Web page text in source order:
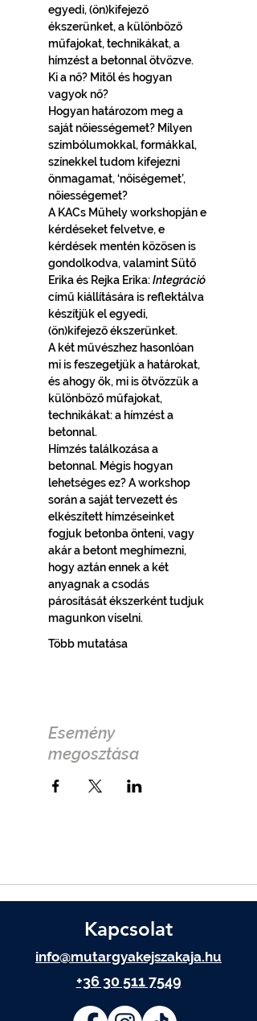
egyedi, (ön)kifejező
ékszerünket, a különböző
műfajokat, technikákat, a
hímzést a betonnal ötvözve.
Ki a nő? Mitől és hogyan
vagyok nő?
Hogyan határozom meg a
saját nőiességemet? Milyen
szimbólumokkal, formákkal,
színekkel tudom kifejezni
önmagamat, ‘nőiségemet’,
nőiességemet?
A KACs Műhely workshopján e
kérdéseket felvetve, e
kérdések mentén közösen is
gondolkodva, valamint Sütő
Erika és Rejka Erika: Integráció
című kiállítására is reflektálva
készítjük el egyedi,
(ön)kifejező ékszerünket.
A két művészhez hasonlóan
mi is feszegetjük a határokat,
és ahogy ők, mi is ötvözzük a
különböző műfajokat,
technikákat: a hímzést a
betonnal.
Hímzés találkozása a
betonnal. Mégis hogyan
lehetséges ez? A workshop
során a saját tervezett és
elkészített hímzéseinket
fogjuk betonba önteni, vagy
akár a betont meghímezni,
hogy aztán ennek a két
anyagnak a csodás
párosítását ékszerként tudjuk
magunkon viselni.
Több mutatása
Esemény
megosztása
Kapcsolat
info@mutargyakejszakaja.hu
+36 30 511 7549